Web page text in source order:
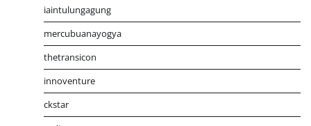
iaintulungagung
mercubuanayogya
thetransicon
innoventure
ckstar